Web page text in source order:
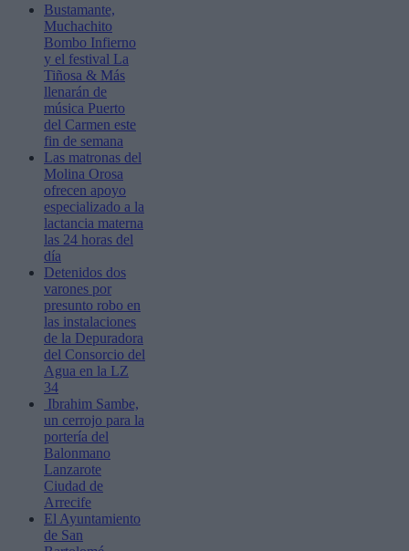
Bustamante,
Muchachito
Bombo Infierno
y el festival La
Tiñosa & Más
llenarán de
música Puerto
del Carmen este
fin de semana
Las matronas del
Molina Orosa
ofrecen apoyo
especializado a la
lactancia materna
las 24 horas del
día
Detenidos dos
varones por
presunto robo en
las instalaciones
de la Depuradora
del Consorcio del
Agua en la LZ
34
Ibrahim Sambe,
un cerrojo para la
portería del
Balonmano
Lanzarote
Ciudad de
Arrecife
El Ayuntamiento
de San